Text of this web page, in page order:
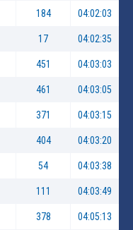
184 04:02:03
17 04:02:35
451 04:03:03
461 04:03:05
371 04:03:15
404 04:03:20
54 04:03:38
111 04:03:49
378 04:05:13